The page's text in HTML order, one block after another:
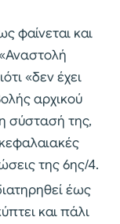
φαίνεται και
«δεν έχει
αρχικού
σύστασή της,
της 6ης/4.
έως
και πάλι